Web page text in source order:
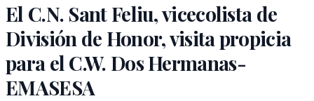
El C.N. Sant Feliu, vicecolista de
División de Honor, visita propicia
para el C.W. Dos Hermanas-
EMASESA